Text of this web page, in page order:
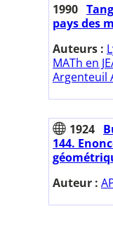
1990
pays des
Auteurs :
MATh en
Argenteuil
1924
144.
Auteur :